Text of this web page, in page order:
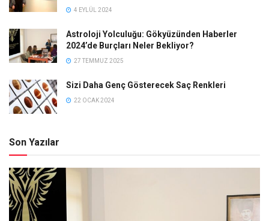
4 EYLÜL 2024
Astroloji Yolculuğu: Gökyüzünden Haberler
2024’de Burçları Neler Bekliyor?
27 TEMMUZ 2025
Sizi Daha Genç Gösterecek Saç Renkleri
22 OCAK 2024
Son Yazılar